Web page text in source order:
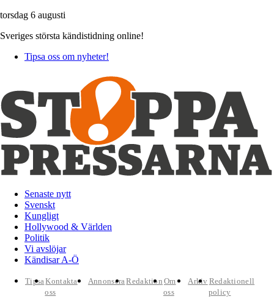
torsdag 6 augusti
Sveriges största kändistidning online!
Tipsa oss om nyheter!
Senaste nytt
Svenskt
Kungligt
Hollywood & Världen
Politik
Vi avslöjar
Kändisar A-Ö
TipsaKontakta
oss
AnnonseraRedaktion Om
oss
Arkiv Redaktionell
policy